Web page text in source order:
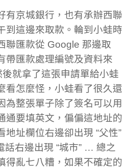
有京城銀行，也有承辦西聯
到這邊來取款。輪到小蛙時
聯匯款從 Google 那邊取
帶匯款處理編號及資料來
就拿了這張申請單給小蛙
看怎麼怪，小蛙看了很久還
為整張單子除了簽名可以用
通要填英文，偏偏這地址的
址欄位右邊卻出現 “父性”
話右邊出現 “城市” … 總之
得亂七八糟，如果不確定的